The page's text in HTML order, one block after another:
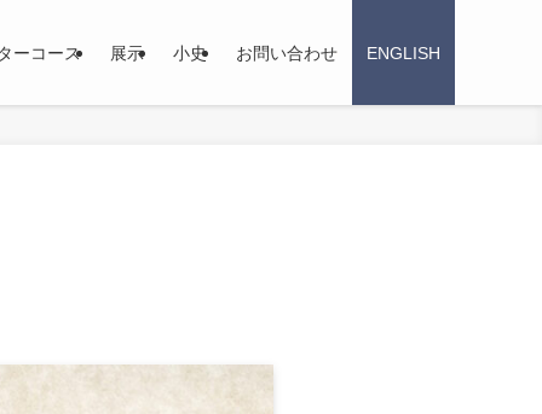
ーコース 展示 小史 お問い合わせ ENGLISH